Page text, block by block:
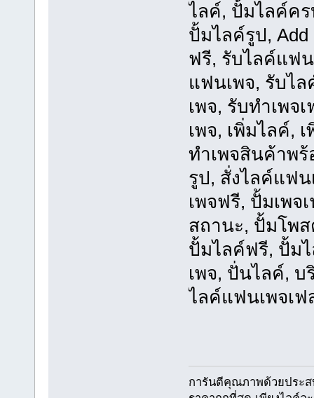
ไลค์, ปั้มไลค์คร
ปั้มไลค์รูป, Add
ฟรี, รับไลค์แฟน
แฟนเพจ, รับไ
เพจ, รับทำเพจ
เพจ, เพิ่มไลค์,
ทำเพจสินค้าพร้
รูป, สั่งไลค์แฟ
เพจฟรี, ปั้มเพ
สถานะ, ปั้มโพส
ปั้มไลค์ฟรี, ปั้ม
เพจ, ปั่นไลค์, บ
ไลค์แฟนเพจเ
การันตีคุณภาพด้วยประ